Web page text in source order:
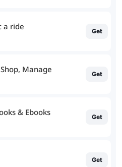
a ride Get
Manage Get
& Ebooks Get
Get